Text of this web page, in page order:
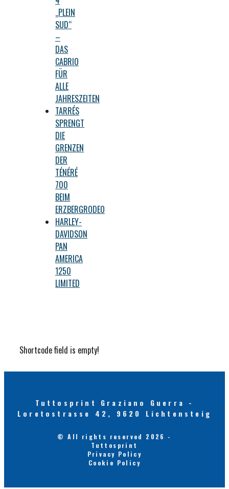
„PLEIN
SUD“
–
DAS
CABRIO
FÜR
ALLE
JAHRESZEITEN
TARRÉS
SPRENGT
DIE
GRENZEN
DER
TÉNÉRÉ
700
BEIM
ERZBERGRODEO
HARLEY-
DAVIDSON
PAN
AMERICA
1250
LIMITED
Shortcode field is empty!
Tuttosprint Graziano Guerra -
Loretostrasse 42, 9620 Lichtensteig
© All rights reserved 2026 -
Tuttosprint
Privacy Policy
Cookie Policy